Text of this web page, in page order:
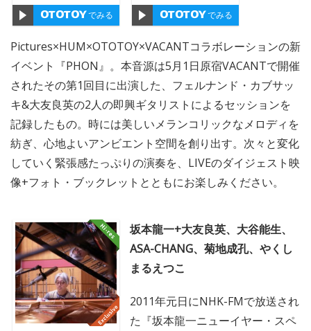
でみる でみる
Pictures×HUM×OTOTOY×VACANTコラボレーションの新
イベント『PHON』。本音源は5月1日原宿VACANTで開催
されたその第1回目に出演した、フェルナンド・カブサッ
キ&大友良英の2人の即興ギタリストによるセッションを
記録したもの。時には美しいメランコリックなメロディを
紡ぎ、心地よいアンビエント空間を創り出す。次々と変化
していく緊張感たっぷりの演奏を、LIVEのダイジェスト映
像+フォト・ブックレットとともにお楽しみください。
坂本龍一+大友良英、大谷能生、
ASA-CHANG、菊地成孔、やくし
まるえつこ
2011年元日にNHK-FMで放送され
た『坂本龍一ニューイヤー・スペ